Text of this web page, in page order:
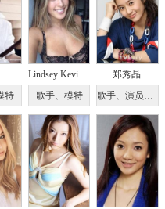
特
Lindsey Kevitch
歌手、模特
郑秀晶
歌手、演员、模特、主持